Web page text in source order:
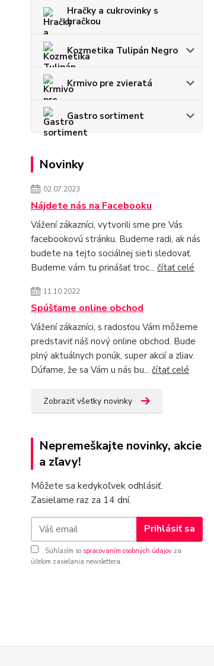
Hračky a cukrovinky s
hračkou
Kozmetika Tulipán Negro
Krmivo pre zvieratá
Gastro sortiment
Novinky
02.07.2023
Nájdete nás na Facebooku
Vážení zákazníci, vytvorili sme pre Vás
facebookovú stránku. Budeme radi, ak nás
budete na tejto sociálnej sieti sledovať.
Budeme vám tu prinášať troc... čítať celé
11.10.2022
Spúšťame online obchod
Vážení zákazníci, s radosťou Vám môžeme
predstaviť náš nový online obchod. Bude
plný aktuálnych ponúk, super akcií a zliav.
Dúfame, že sa Vám u nás bu... čítať celé
Zobraziť všetky novinky
Nepremeškajte novinky, akcie
a zľavy!
Môžete sa kedykoľvek odhlásiť.
Zasielame raz za 14 dní.
Prihlásiť sa
Súhlasím so spracovaním osobných údajov za
účelom zasielania newslettera.